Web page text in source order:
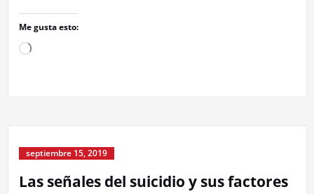
Me gusta esto:
Cargando...
septiembre 15, 2019
Las señales del suicidio y sus factores